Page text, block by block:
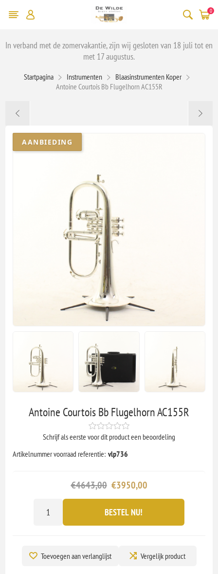
0
In verband met de zomervakantie, zijn wij gesloten van 18 juli tot en
met 17 augustus.
Startpagina Instrumenten
Blaasinstrumenten Koper
Antoine Courtois Bb Flugelhorn AC155R
AANBIEDING
Antoine Courtois Bb Flugelhorn AC155R
Schrijf als eerste voor dit product een beoordeling
Artikelnummer voorraad referentie: vlp736
€4643,00 €3950,00
BESTEL NU!
Toevoegen aan verlanglijst Vergelijk product